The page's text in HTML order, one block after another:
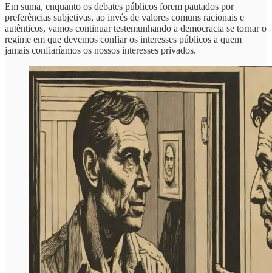
Em suma, enquanto os debates públicos forem pautados por
preferências subjetivas, ao invés de valores comuns racionais e
autênticos, vamos continuar testemunhando a democracia se tornar o
regime em que devemos confiar os interesses públicos a quem
jamais confiaríamos os nossos interesses privados.